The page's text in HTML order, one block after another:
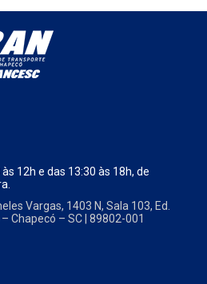
às 12h e das 13:30 às 18h, de
Vargas, 1403 N, Sala 103, Ed.
Chapecó – SC | 89802-001